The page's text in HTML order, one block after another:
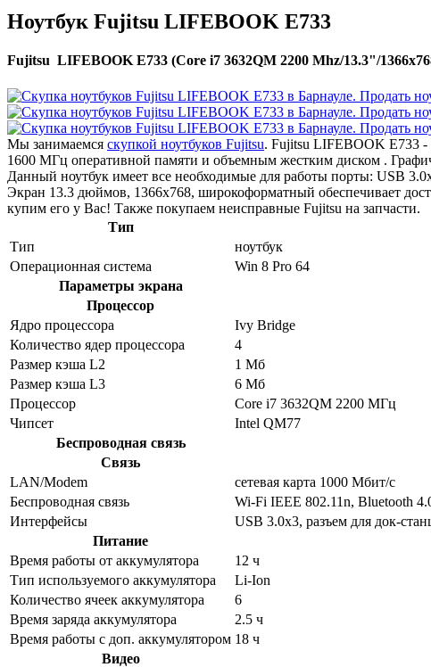
Ноутбук Fujitsu LIFEBOOK E733
Fujitsu LIFEBOOK E733 (Core i7 3632QM 2200 Mhz/13.3"/
Мы занимаемся скупкой ноутбуков Fujitsu. Fujitsu LIFEBOOK E733
1600 МГц оперативной памяти и объемным жестким диском .
Данный ноутбук имеет все необходимые для работы порты: USB
Экран 13.3 дюймов, 1366x768, широкоформатный обеспечивает
купим его у Вас! Также покупаем неисправные Fujitsu на запчасти.
Тип
Тип
ноутбук
Операционная система
Win 8 Pro 64
Параметры экрана
Процессор
Ядро процессора
Ivy Bridge
Количество ядер процессора
4
Размер кэша L2
1 Мб
Размер кэша L3
6 Мб
Процессор
Core i7 3632QM 2200 МГц
Чипсет
Intel QM77
Беспроводная связь
Связь
LAN/Modem
сетевая карта 1000 Мбит/c
Беспроводная связь
Wi-Fi IEEE 802.11n, Bluetooth
Интерфейсы
USB 3.0x3, разъем для док-
Питание
Время работы от аккумулятора
12 ч
Тип используемого аккумулятора
Li-Ion
Количество ячеек аккумулятора
6
Время заряда аккумулятора
2.5 ч
Время работы с доп. аккумулятором 18 ч
Видео